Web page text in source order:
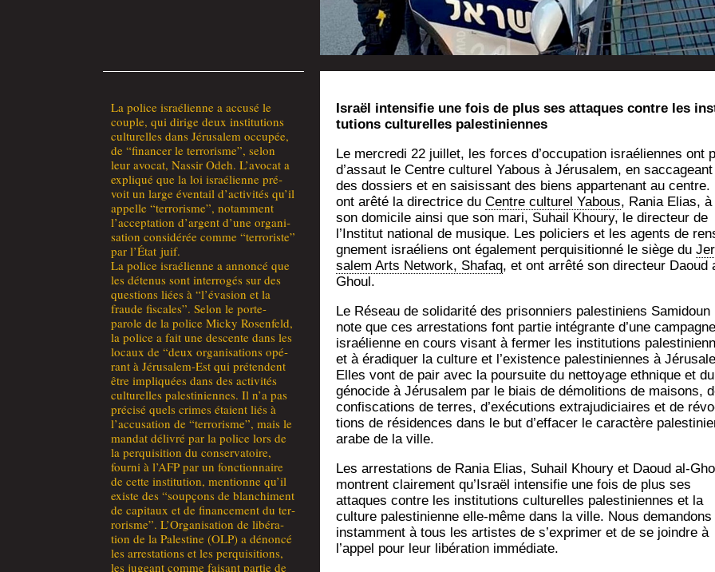
La police israé­lienne a accu­sé le
couple, qui dirige deux ins­ti­tu­tions
cultu­relles dans Jéru­sa­lem occu­pée,
de “finan­cer le ter­ro­risme”, selon
leur avo­cat, Nas­sir Odeh. L’a­vo­cat a
expli­qué que la loi israé­lienne pré­
voit un large éven­tail d’ac­ti­vi­tés qu’il
appelle “ter­ro­risme”, notam­ment
l’ac­cep­ta­tion d’argent d’une orga­ni­
sa­tion consi­dé­rée comme “ter­ro­riste”
par l’É­tat juif.
La police israé­lienne a annon­cé que
les déte­nus sont inter­ro­gés sur des
ques­tions liées à “l’é­va­sion et la
fraude fis­cales”. Selon le porte-
parole de la police Micky Rosen­feld,
la police a fait une des­cente dans les
locaux de “deux orga­ni­sa­tions opé­
rant à Jéru­sa­lem-Est qui pré­tendent
être impli­quées dans des acti­vi­tés
cultu­relles pales­ti­niennes. Il n’a pas
pré­ci­sé quels crimes étaient liés à
l’ac­cu­sa­tion de “ter­ro­risme”, mais le
man­dat déli­vré par la police lors de
la per­qui­si­tion du conser­va­toire,
four­ni à l’AFP par un fonc­tion­naire
de cette ins­ti­tu­tion, men­tionne qu’il
existe des “soup­çons de blan­chi­ment
de capi­taux et de finan­ce­ment du ter­
ro­risme”. L’Or­ga­ni­sa­tion de libé­ra­
tion de la Pales­tine (OLP) a dénon­cé
les arres­ta­tions et les per­qui­si­tions,
les jugeant comme fai­sant par­tie de
Israël inten­si­fie une fois de plus ses attaques contre les
tu­tions cultu­relles palestiniennes
Le mer­cre­di 22 juillet, les forces d’oc­cu­pa­tion israé­liennes ont
d’as­saut le Centre cultu­rel Yabous à Jéru­sa­lem, en sac­ca­geant
des dos­siers et en sai­sis­sant des biens appar­te­nant au centre.
ont arê­té la direc­trice du Centre cultu­rel Yabous, Rania Elias, à
son domi­cile ain­si que son mari, Suhail Khou­ry, le direc­teur de
l’Ins­ti­tut natio­nal de musique. Les poli­ciers et les agents de
gne­ment israé­liens ontéga­le­ment per­qui­si­tion­né le siège du
sa­lem Arts Net­work, Sha­faq, et ont arrê­té son direc­teur Daoud
Ghoul.
Le Réseau de soli­da­ri­té des pri­son­niers pales­ti­niens Sami­doun
note que ces arres­ta­tions font par­tie inté­grante d’une cam­pagne
israé­lienne en cours visant à fer­mer les ins­ti­tu­tions
et à éra­di­quer la culture et l’exis­tence pales­ti­niennes à
Elles vont de pair avec la pour­suite du net­toyage eth­nique et du
géno­cide à Jéru­sa­lem par le biais de démo­li­tions de mai­sons,
confis­ca­tions de terres, d’exé­cu­tions extra­ju­di­ciaires et de
tions de rési­dences dans le but d’ef­fa­cer le carac­tère
arabe de la ville.
Les arres­ta­tions de Rania Elias, Suhail Khou­ry et Daoud al-
montrent clai­re­ment qu’Is­raël inten­si­fie une fois de plus ses
attaques contre les ins­ti­tu­tions cultu­relles pales­ti­niennes et la
culture pales­ti­nienne elle-même dans la ville. Nous deman­dons
ins­tam­ment à tous les artistes de s’ex­pri­mer et de se joindre à
l’ap­pel pour leur libé­ra­tion immédiate.